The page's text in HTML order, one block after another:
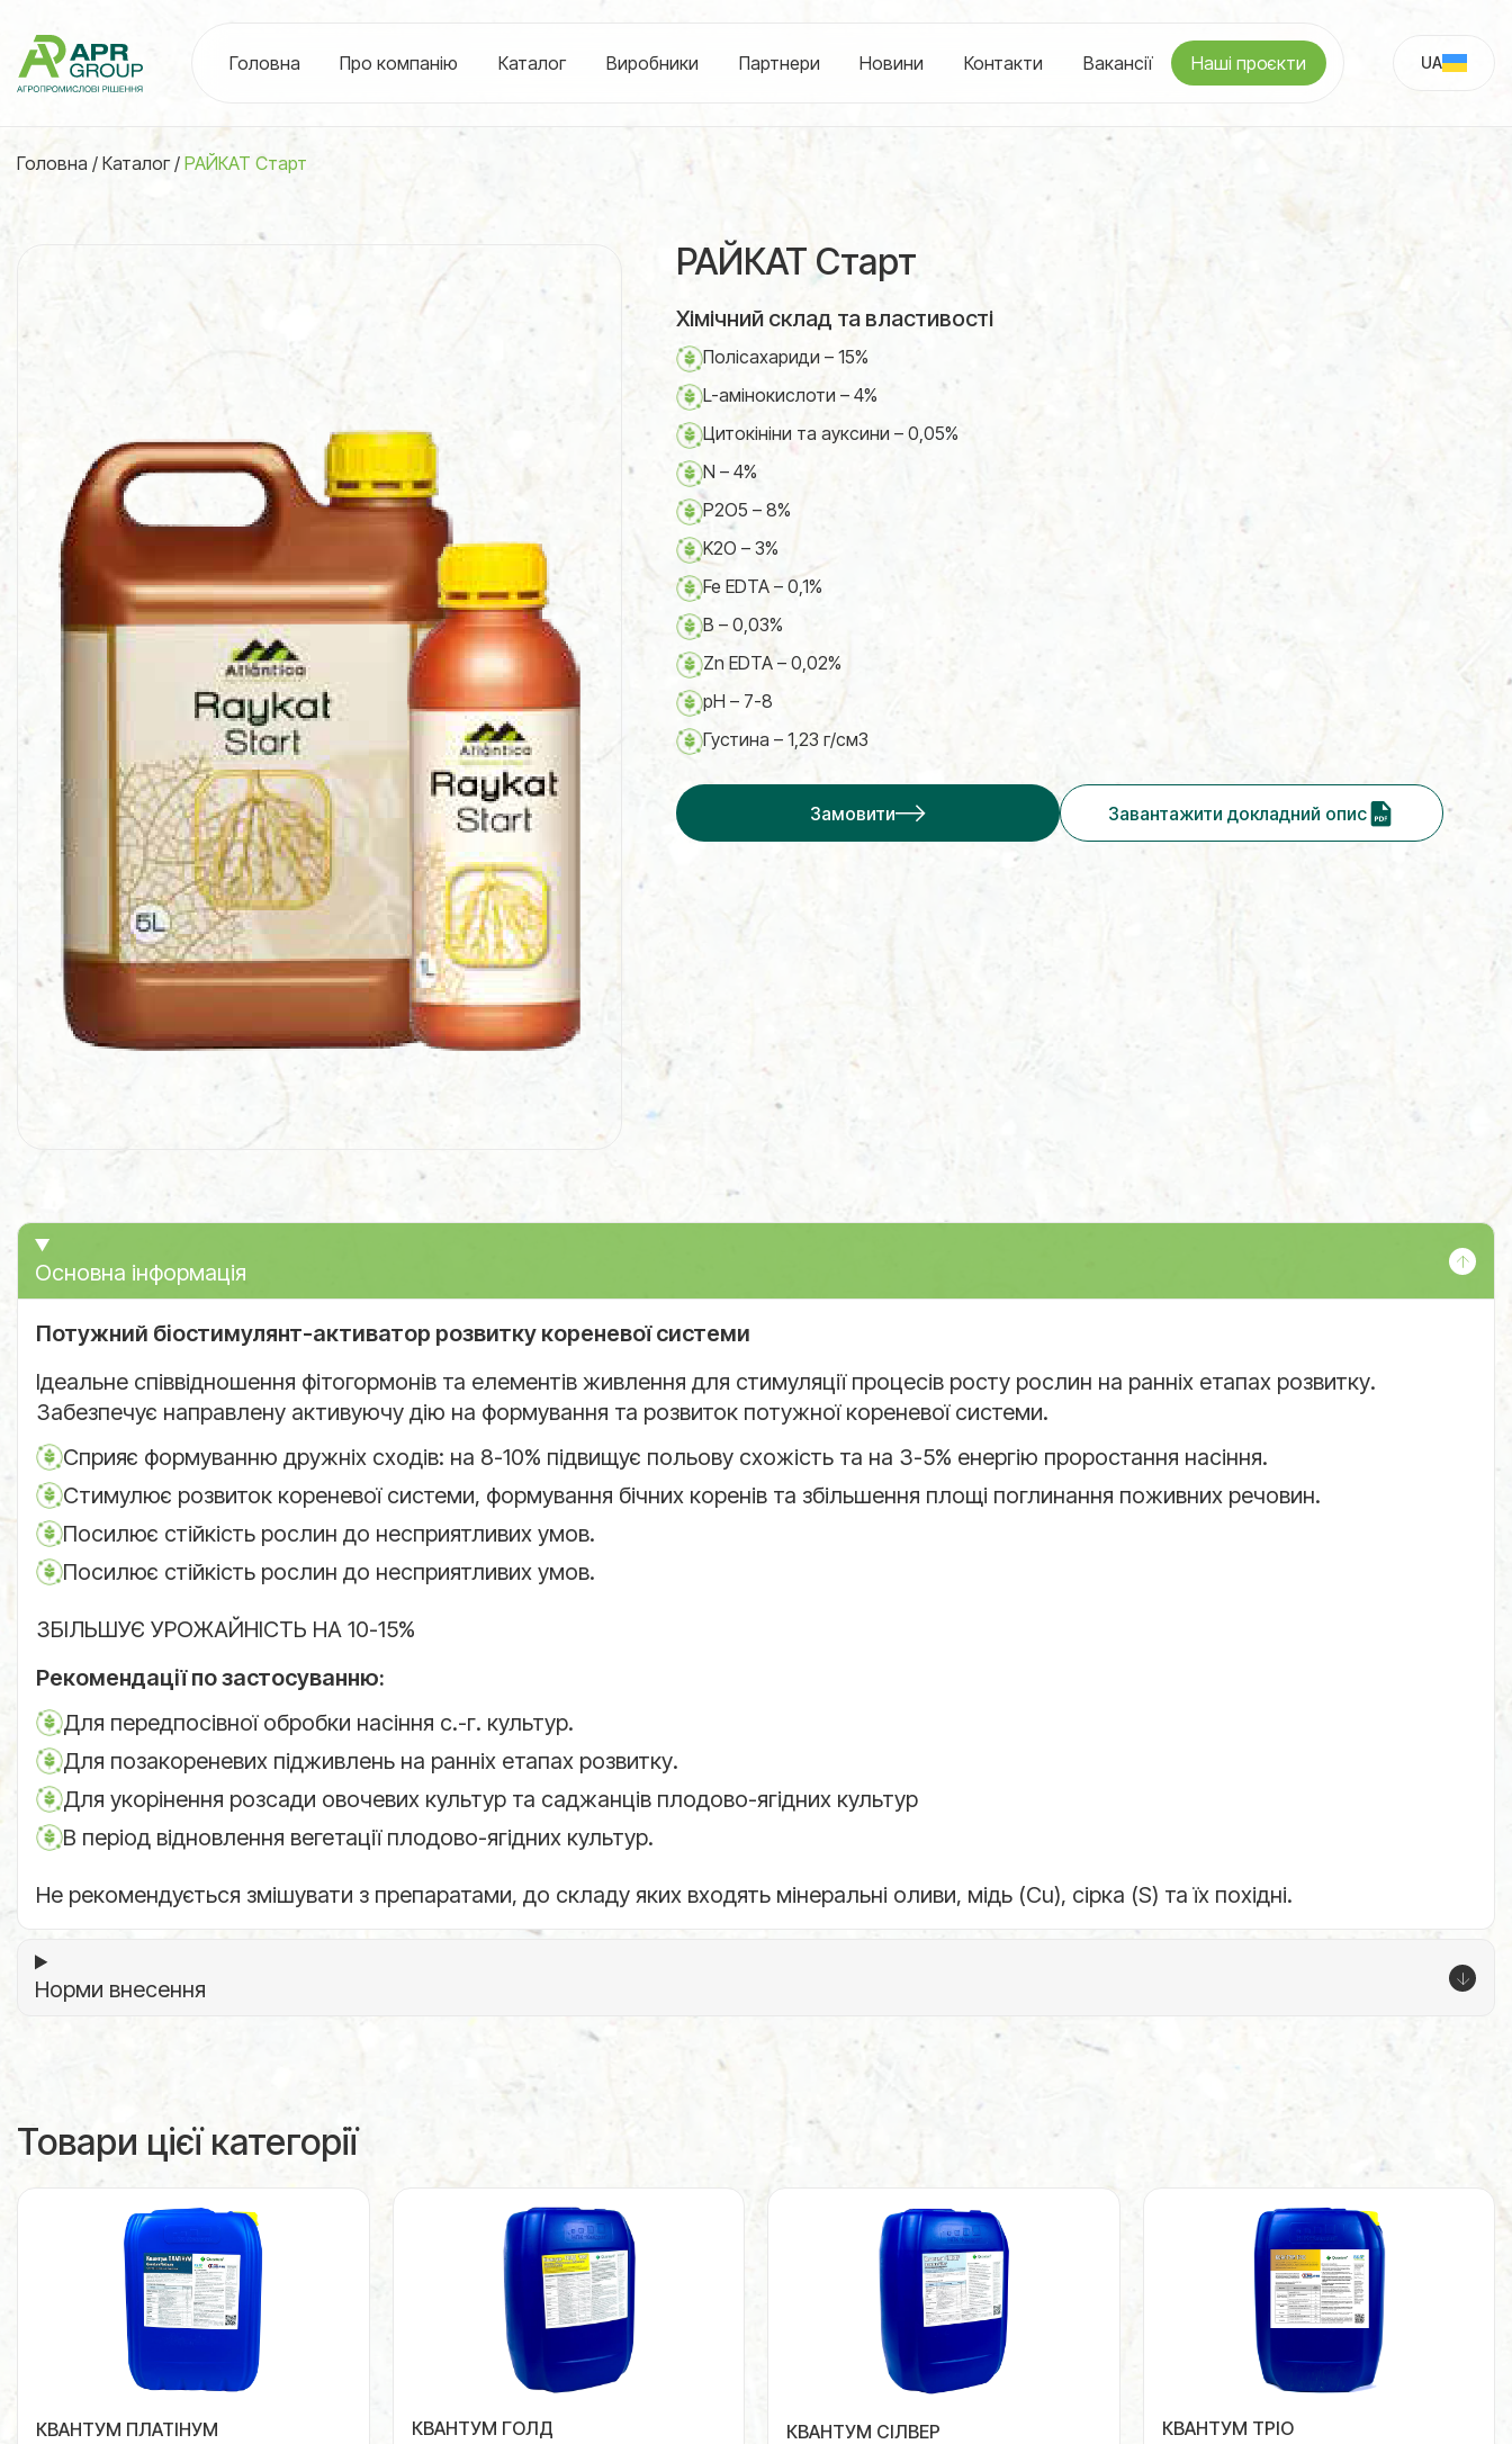
Головна Про компанію Каталог Виробники Партнери Новини Контакти Вакансії Наші проєкти UA
Головна / Каталог/ РАЙКАТ Старт
РАЙКАТ Старт
Хімічний склад та властивості
Полісахариди – 15%
L-амінокислоти – 4%
Цитокініни та ауксини – 0,05%
N – 4%
P2O5 – 8%
K2O – 3%
Fe EDTA – 0,1%
B – 0,03%
Zn EDTA – 0,02%
pH – 7-8
Густина – 1,23 г/см3
Замовити Завантажити докладний опис
Основна інформація
Потужний біостимулянт-активатор розвитку кореневої системи
Ідеальне співвідношення фітогормонів та елементів живлення для стимуляції процесів росту рослин на ранніх етапах розвитку.
Забезпечує направлену активуючу дію на формування та розвиток потужної кореневої системи.
Сприяє формуванню дружніх сходів: на 8-10% підвищує польову схожість та на 3-5% енергію проростання насіння.
Стимулює розвиток кореневої системи, формування бічних коренів та збільшення площі поглинання поживних речовин.
Посилює стійкість рослин до несприятливих умов.
Посилює стійкість рослин до несприятливих умов.
ЗБІЛЬШУЄ УРОЖАЙНІСТЬ НА 10-15%
Рекомендації по застосуванню:
Для передпосівної обробки насіння с.-г. культур.
Для позакореневих підживлень на ранніх етапах розвитку.
Для укорінення розсади овочевих культур та саджанців плодово-ягідних культур
В період відновлення вегетації плодово-ягідних культур.
Не рекомендується змішувати з препаратами, до складу яких входять мінеральні оливи, мідь (Cu), сірка (S) та їх похідні.
Норми внесення
Товари цієї категорії
КВАНТУМ ПЛАТІНУМ КВАНТУМ ГОЛД КВАНТУМ СІЛВЕР КВАНТУМ ТРІО